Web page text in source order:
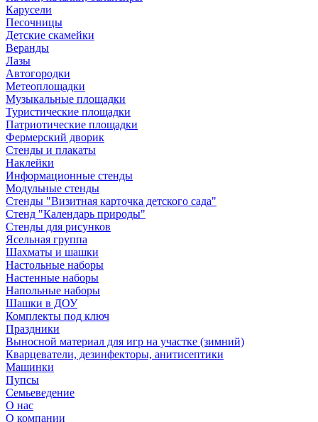
Карусели
Песочницы
Детские скамейки
Веранды
Лазы
Автогородки
Метеоплощадки
Музыкальные площадки
Туристические площадки
Патриотические площадки
Фермерский дворик
Стенды и плакаты
Наклейки
Информационные стенды
Модульные стенды
Стенды "Визитная карточка детского сада"
Стенд "Календарь природы"
Стенды для рисунков
Ясельная группа
Шахматы и шашки
Настольные наборы
Настенные наборы
Напольные наборы
Шашки в ДОУ
Комплекты под ключ
Праздники
Выносной материал для игр на участке (зимний)
Кварцеватели, дезинфекторы, анитисептики
Машинки
Пупсы
Семьеведение
О нас
О компании